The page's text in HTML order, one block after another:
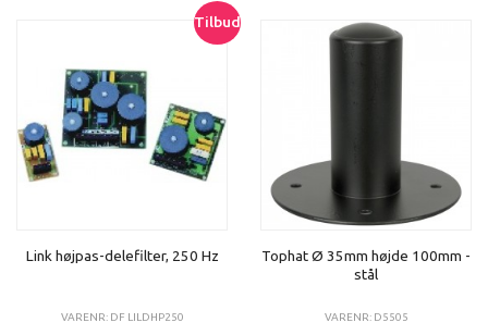
Link højpas-delefilter, 250 Hz
VARENR: DF LILDHP250
Tilbud
Tophat Ø 35mm højde 100mm -
stål
VARENR: D5505